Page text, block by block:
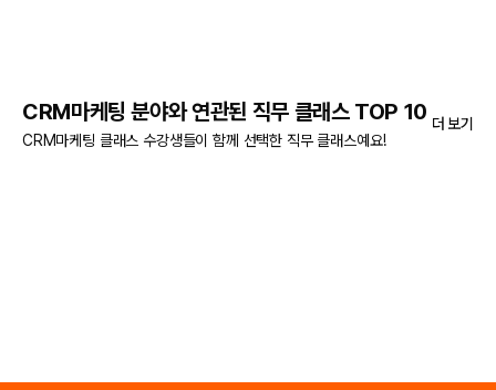
CRM마케팅 분야와 연관된 직무 클래스 TOP 10
CRM마케팅 클래스 수강생들이 함께 선택한 직무 클래스예요!
더 보기